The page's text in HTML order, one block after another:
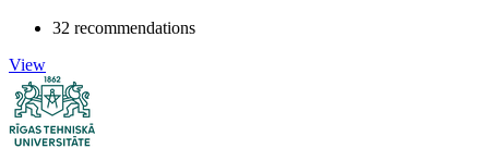
32 recommendations
View